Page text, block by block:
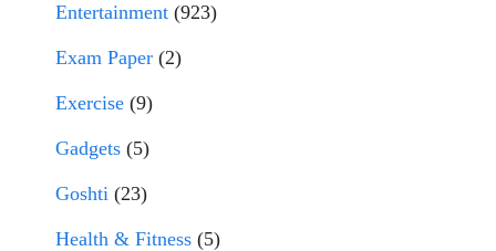
Entertainment (923)
Exam Paper (2)
Exercise (9)
Gadgets (5)
Goshti (23)
Health & Fitness (5)